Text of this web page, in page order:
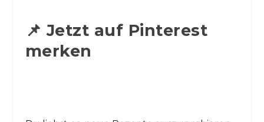
📌 Jetzt auf Pinterest
merken